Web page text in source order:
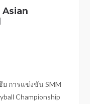
Asian
ย การแข่งขัน SMM
Championship